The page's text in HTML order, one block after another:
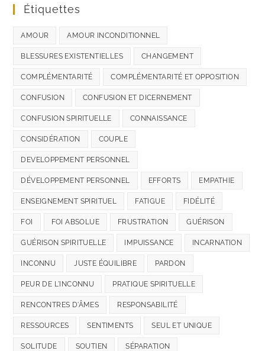
Étiquettes
AMOUR AMOUR INCONDITIONNEL
BLESSURES EXISTENTIELLES CHANGEMENT
COMPLÉMENTARITÉ COMPLÉMENTARITÉ ET OPPOSITION
CONFUSION CONFUSION ET DICERNEMENT
CONFUSION SPIRITUELLE CONNAISSANCE
CONSIDÉRATION COUPLE
DEVELOPPEMENT PERSONNEL
DÉVELOPPEMENT PERSONNEL EFFORTS EMPATHIE
ENSEIGNEMENT SPIRITUEL FATIGUE FIDÉLITÉ
FOI FOI ABSOLUE FRUSTRATION GUÉRISON
GUÉRISON SPIRITUELLE IMPUISSANCE INCARNATION
INCONNU JUSTE ÉQUILIBRE PARDON
PEUR DE L'INCONNU PRATIQUE SPIRITUELLE
RENCONTRES D'ÂMES RESPONSABILITÉ
RESSOURCES SENTIMENTS SEUL ET UNIQUE
SOLITUDE SOUTIEN SÉPARATION